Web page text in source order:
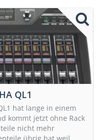
QL1
hat lange in einem
kommt jetzt ohne Rack
nicht mehr